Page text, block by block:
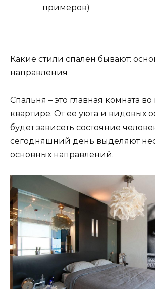
примеров)
Какие стили спален бывают:
направления
Спальня – это главная комната во
квартире. От ее уюта и видовых
будет зависеть состояние
сегодняшний день выделяют
основных направлений.